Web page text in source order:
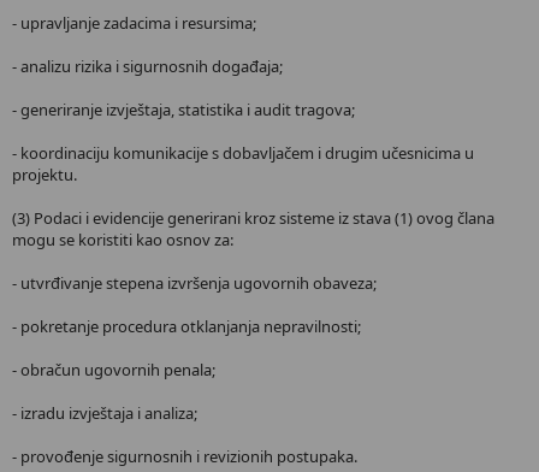
- upravljanje zadacima i resursima;
- analizu rizika i sigurnosnih događaja;
- generiranje izvještaja, statistika i audit tragova;
- koordinaciju komunikacije s dobavljačem i drugim učesnicima u
projektu.
(3) Podaci i evidencije generirani kroz sisteme iz stava (1) ovog člana
mogu se koristiti kao osnov za:
- utvrđivanje stepena izvršenja ugovornih obaveza;
- pokretanje procedura otklanjanja nepravilnosti;
- obračun ugovornih penala;
- izradu izvještaja i analiza;
- provođenje sigurnosnih i revizionih postupaka.